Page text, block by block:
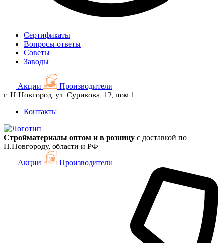
Сертификаты
Вопросы-ответы
Советы
Заводы
Акции
Производители
г. Н.Новгород, ул. Сурикова, 12, пом.1
Контакты
Стройматериалы оптом и в розницу с доставкой по
Н.Новгороду, области и РФ
Акции
Производители